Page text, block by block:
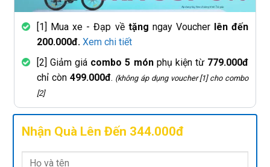
[1] Mua xe - Đạp về tặng ngay Voucher lên đến
200.000đ. Xem chi tiết
[2] Giảm giá combo 5 mónphụ kiện từ 779.000đ
chỉ còn 499.000đ. (không áp dụng voucher [1] cho combo
[2]
Nhận Quà Lên Đến 344.000đ